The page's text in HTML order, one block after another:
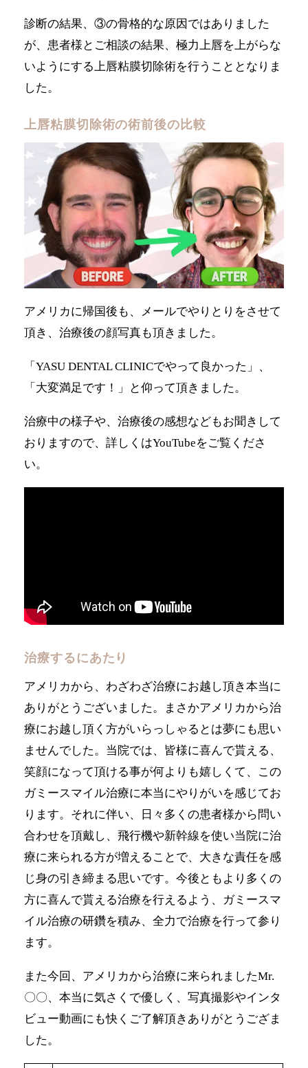
診断の結果、③の骨格的な原因ではありました
が、患者様とご相談の結果、極力上唇を上がらな
いようにする上唇粘膜切除術を行うこととなりま
した。
上唇粘膜切除術の術前後の比較
アメリカに帰国後も、メールでやりとりをさせて
頂き、治療後の顔写真も頂きました。
「YASU DENTAL CLINICでやって良かった」、
「大変満足です！」と仰って頂きました。
治療中の様子や、治療後の感想などもお聞きして
おりますので、詳しくはYouTubeをご覧くださ
い。
治療するにあたり
アメリカから、わざわざ治療にお越し頂き本当に
ありがとうございました。まさかアメリカから治
療にお越し頂く方がいらっしゃるとは夢にも思い
ませんでした。当院では、皆様に喜んで貰える、
笑顔になって頂ける事が何よりも嬉しくて、この
ガミースマイル治療に本当にやりがいを感じてお
ります。それに伴い、日々多くの患者様から問い
合わせを頂戴し、飛行機や新幹線を使い当院に治
療に来られる方が増えることで、大きな責任を感
じ身の引き締まる思いです。今後ともより多くの
方に喜んで貰える治療を行えるよう、ガミースマ
イル治療の研鑽を積み、全力で治療を行って参り
ます。
また今回、アメリカから治療に来られましたMr.
〇〇、本当に気さくで優しく、写真撮影やインタ
ビュー動画にも快くご了解頂きありがとうござま
した。